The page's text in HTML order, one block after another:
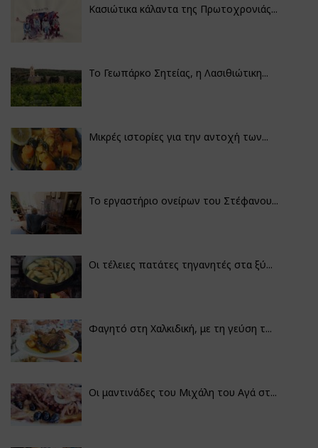
Κασιώτικα κάλαντα της Πρωτοχρονιάς...
Το Γεωπάρκο Σητείας, η Λασιθιώτικη...
Μικρές ιστορίες για την αντοχή των...
Το εργαστήριο ονείρων του Στέφανου...
Οι τέλειες πατάτες τηγανητές στα ξύ...
Φαγητό στη Χαλκιδική, με τη γεύση τ...
Οι μαντινάδες του Μιχάλη του Αγά στ...